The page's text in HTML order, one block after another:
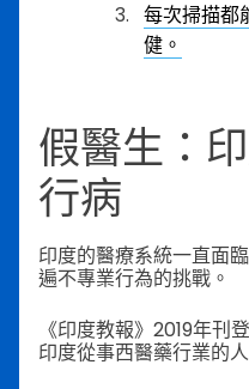
每次掃描都
健。
假醫生：
行病
印度的醫療系統一直面
遍不專業行為的挑戰。
《印度教報》2019年刊
印度從事西醫藥行業的